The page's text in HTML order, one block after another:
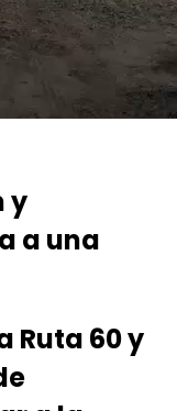
y
a una
Ruta 60 y